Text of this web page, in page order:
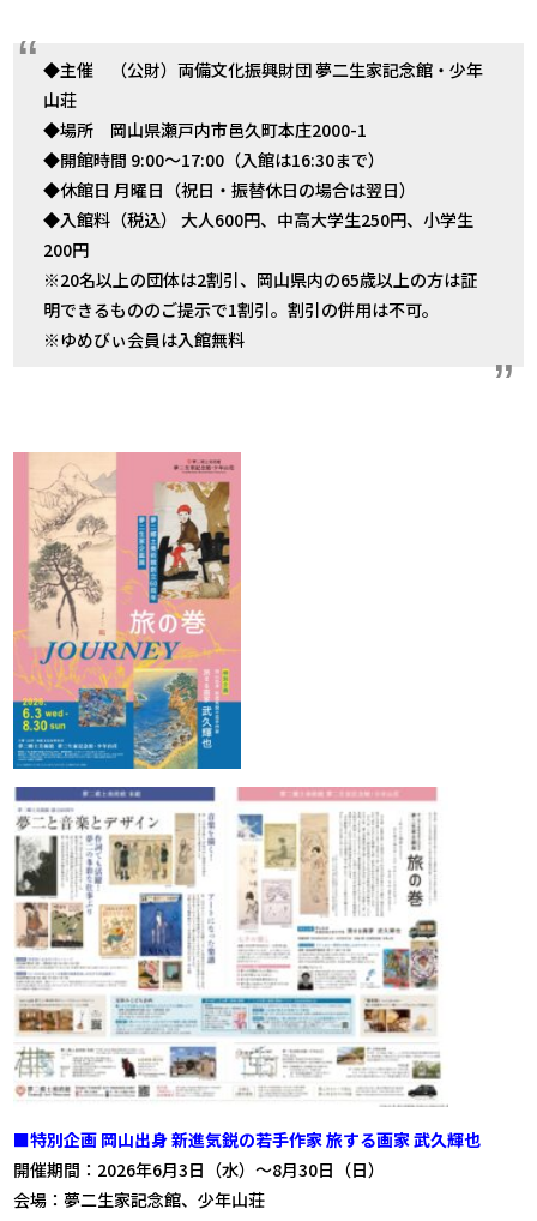
◆主催 （公財）両備文化振興財団 夢二生家記念館・少年
山荘
◆場所 岡山県瀬戸内市邑久町本庄2000-1
◆開館時間 9:00～17:00（入館は16:30まで）
◆休館日 月曜日（祝日・振替休日の場合は翌日）
◆入館料（税込） 大人600円、中高大学生250円、小学生
200円
※20名以上の団体は2割引、岡山県内の65歳以上の方は証
明できるもののご提示で1割引。割引の併用は不可。
※ゆめびぃ会員は入館無料
■特別企画 岡山出身 新進気鋭の若手作家 旅する画家 武久輝也
開催期間：2026年6月3日（水）～8月30日（日）
会場：夢二生家記念館、少年山荘